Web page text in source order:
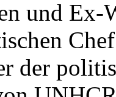
und Ex-
der